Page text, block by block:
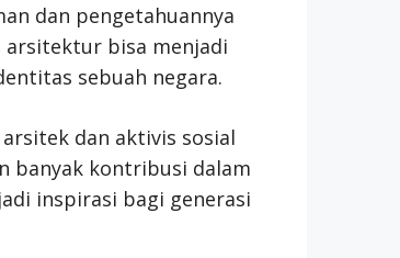
dan pengetahuannya
arsitektur bisa menjadi
sebuah negara.
dan aktivis sosial
banyak kontribusi dalam
inspirasi bagi generasi